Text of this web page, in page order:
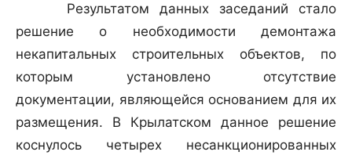
Результатом данных заседаний стало
решение о необходимости демонтажа
некапитальных строительных объектов, по
которым установлено отсутствие
документации, являющейся основанием для их
размещения. В Крылатском данное решение
коснулось четырех несанкционированных